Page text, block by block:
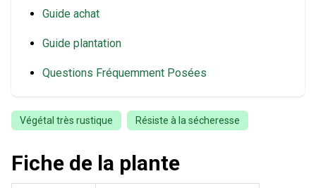
Guide achat
Guide plantation
Questions Fréquemment Posées
Végétal très rustique Résiste à la sécheresse
Fiche de la plante